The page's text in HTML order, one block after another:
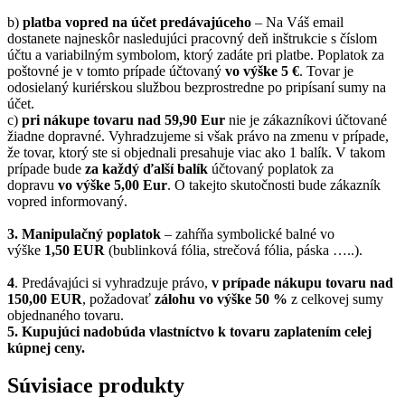
b) platba vopred na účet predávajúceho – Na Váš email
dostanete najneskôr nasledujúci pracovný deň inštrukcie s číslom
účtu a variabilným symbolom, ktorý zadáte pri platbe. Poplatok za
poštovné je v tomto prípade účtovaný vo výške 5 €. Tovar je
odosielaný kuriérskou službou bezprostredne po pripísaní sumy na
účet.
c) pri nákupe tovaru nad 59,90 Eur nie je zákazníkovi účtované
žiadne dopravné. Vyhradzujeme si však právo na zmenu v prípade,
že tovar, ktorý ste si objednali presahuje viac ako 1 balík. V takom
prípade bude za každý ďalší balík účtovaný poplatok za
dopravu vo výške 5,00 Eur. O takejto skutočnosti bude zákazník
vopred informovaný.
3. Manipulačný poplatok – zahŕňa symbolické balné vo
výške 1,50 EUR (bublinková fólia, strečová fólia, páska …..).
4. Predávajúci si vyhradzuje právo, v prípade nákupu tovaru nad
150,00 EUR, požadovať zálohu vo výške 50 % z celkovej sumy
objednaného tovaru.
5. Kupujúci nadobúda vlastníctvo k tovaru zaplatením celej
kúpnej ceny.
Súvisiace produkty